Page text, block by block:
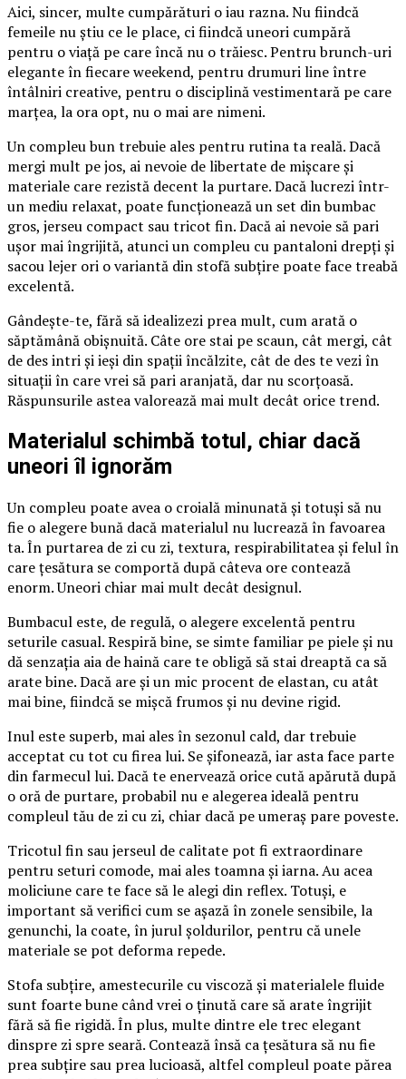
Aici, sincer, multe cumpărături o iau razna. Nu fiindcă
femeile nu știu ce le place, ci fiindcă uneori cumpără
pentru o viață pe care încă nu o trăiesc. Pentru brunch-uri
elegante în fiecare weekend, pentru drumuri line între
întâlniri creative, pentru o disciplină vestimentară pe care
marțea, la ora opt, nu o mai are nimeni.
Un compleu bun trebuie ales pentru rutina ta reală. Dacă
mergi mult pe jos, ai nevoie de libertate de mișcare și
materiale care rezistă decent la purtare. Dacă lucrezi într-
un mediu relaxat, poate funcționează un set din bumbac
gros, jerseu compact sau tricot fin. Dacă ai nevoie să pari
ușor mai îngrijită, atunci un compleu cu pantaloni drepți și
sacou lejer ori o variantă din stofă subțire poate face treabă
excelentă.
Gândește-te, fără să idealizezi prea mult, cum arată o
săptămână obișnuită. Câte ore stai pe scaun, cât mergi, cât
de des intri și ieși din spații încălzite, cât de des te vezi în
situații în care vrei să pari aranjată, dar nu scorțoasă.
Răspunsurile astea valorează mai mult decât orice trend.
Materialul schimbă totul, chiar dacă
uneori îl ignorăm
Un compleu poate avea o croială minunată și totuși să nu
fie o alegere bună dacă materialul nu lucrează în favoarea
ta. În purtarea de zi cu zi, textura, respirabilitatea și felul în
care țesătura se comportă după câteva ore contează
enorm. Uneori chiar mai mult decât designul.
Bumbacul este, de regulă, o alegere excelentă pentru
seturile casual. Respiră bine, se simte familiar pe piele și nu
dă senzația aia de haină care te obligă să stai dreaptă ca să
arate bine. Dacă are și un mic procent de elastan, cu atât
mai bine, fiindcă se mișcă frumos și nu devine rigid.
Inul este superb, mai ales în sezonul cald, dar trebuie
acceptat cu tot cu firea lui. Se șifonează, iar asta face parte
din farmecul lui. Dacă te enervează orice cută apărută după
o oră de purtare, probabil nu e alegerea ideală pentru
compleul tău de zi cu zi, chiar dacă pe umeraș pare poveste.
Tricotul fin sau jerseul de calitate pot fi extraordinare
pentru seturi comode, mai ales toamna și iarna. Au acea
moliciune care te face să le alegi din reflex. Totuși, e
important să verifici cum se așază în zonele sensibile, la
genunchi, la coate, în jurul șoldurilor, pentru că unele
materiale se pot deforma repede.
Stofa subțire, amestecurile cu viscoză și materialele fluide
sunt foarte bune când vrei o ținută care să arate îngrijit
fără să fie rigidă. În plus, multe dintre ele trec elegant
dinspre zi spre seară. Contează însă ca țesătura să nu fie
prea subțire sau prea lucioasă, altfel compleul poate părea